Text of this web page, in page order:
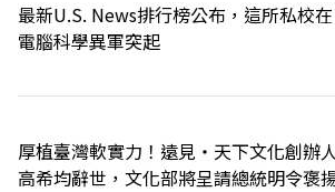
最新U.S. News排行榜公布，這所私校在
電腦科學異軍突起
厚植臺灣軟實力！遠見‧天下文化創辦人
高希均辭世，文化部將呈請總統明令褒